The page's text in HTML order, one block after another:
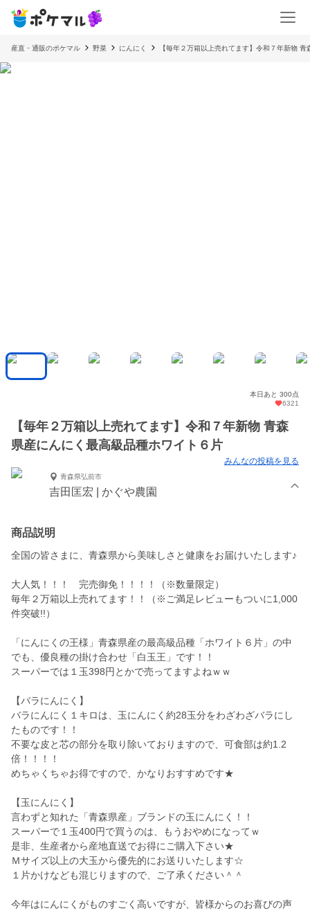
産直・通販のポケマル 野菜 にんにく 【毎年２万箱以上売れてます】令和７年新物
本日あと 300点
6321
【毎年２万箱以上売れてます】令和７年新物 青森
県産にんにく最高級品種ホワイト６片
みんなの投稿を見る
青森県弘前市
吉田匡宏 | かぐや農園
商品説明
全国の皆さまに、青森県から美味しさと健康をお届けいたします♪
大人気！！！ 完売御免！！！！（※数量限定）
毎年２万箱以上売れてます！！（※ご満足レビューもついに1,000
件突破!!）
「にんにくの王様」青森県産の最高級品種「ホワイト６片」の中
でも、優良種の掛け合わせ「白玉王」です！！
スーパーでは１玉398円とかで売ってますよねｗｗ
【バラにんにく】
バラにんにく１キロは、玉にんにく約28玉分をわざわざバラにし
たものです！！
不要な皮と芯の部分を取り除いておりますので、可食部は約1.2
倍！！！！
めちゃくちゃお得ですので、かなりおすすめです★
【玉にんにく】
言わずと知れた「青森県産」ブランドの玉にんにく！！
スーパーで１玉400円で買うのは、もうおやめになってｗ
是非、生産者から産地直送でお得にご購入下さい★
Ｍサイズ以上の大玉から優先的にお送りいたします☆
１片かけなども混じりますので、ご了承ください＾＾
今年はにんにくがものすごく高いですが、皆様からのお喜びの声